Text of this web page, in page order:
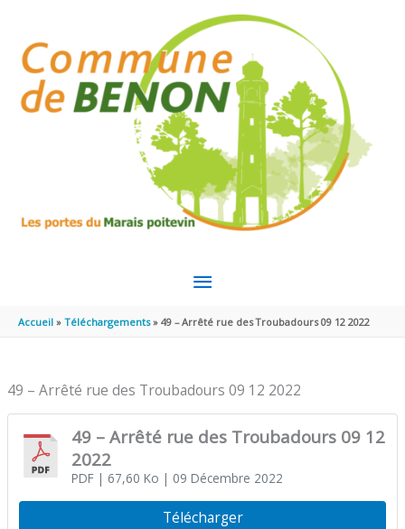
MENU
PRINCIPAL
Accueil Téléchargements 49 – Arrêté rue des Troubadours 09 12 2022
49 – Arrêté rue des Troubadours 09 12 2022
49 – Arrêté rue des Troubadours 09 12
2022
PDF| 67,60 Ko | 09 Décembre 2022
Télécharger